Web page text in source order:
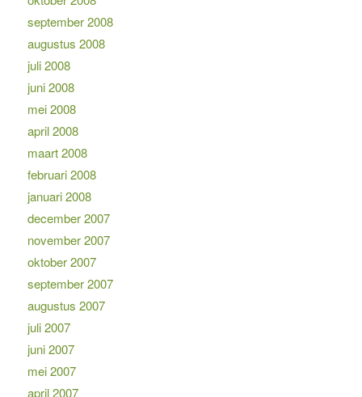
september 2008
augustus 2008
juli 2008
juni 2008
mei 2008
april 2008
maart 2008
februari 2008
januari 2008
december 2007
november 2007
oktober 2007
september 2007
augustus 2007
juli 2007
juni 2007
mei 2007
april 2007